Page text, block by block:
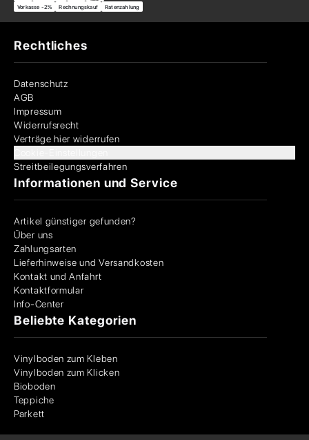
Vorkasse -2% Rechnungskauf Ratenzahlung
Rechtliches
Datenschutz
AGB
Impressum
Widerrufsrecht
Verträge hier widerrufen
Streitbeilegungsverfahren
Informationen und Service
Artikel günstiger gefunden?
Über uns
Zahlungsarten
Lieferhinweise und Versandkosten
Kontakt und Anfahrt
Kontaktformular
Info-Center
Beliebte Kategorien
Vinylboden zum Kleben
Vinylboden zum Klicken
Bioboden
Teppiche
Parkett